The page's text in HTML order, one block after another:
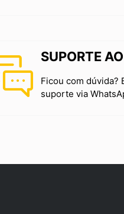
SUPORTE
Ficou com dúvida?
suporte via